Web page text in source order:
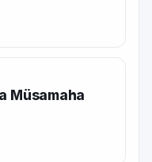
Müsamaha